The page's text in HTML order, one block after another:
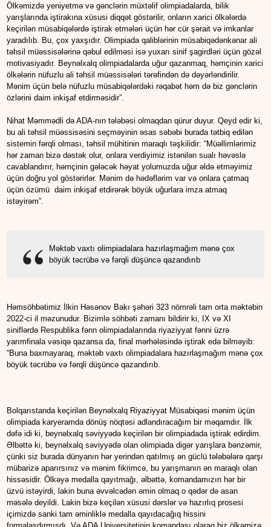
Ölkəmizdə yeniyetmə və gənclərin müxtəlif olimpiadalarda, bilik
yarışlarında iştirakına xüsusi diqqət göstərilir, onların xarici ölkələrdə
keçirilən müsabiqələrdə iştirak etmələri üçün hər cür şərait və imkanlar
yaradılıb. Bu, çox yaxşıdır. Olimpiada qaliblərinin müsabiqədənkənar ali
təhsil müəssisələrinə qəbul edilməsi isə yuxarı sinif şagirdləri üçün gözəl
motivasiyadır. Beynəlxalq olimpiadalarda uğur qazanmaq, həmçinin xarici
ölkələrin nüfuzlu ali təhsil müəssisələri tərəfindən də dəyərləndirilir.
Mənim üçün belə nüfuzlu müsabiqələrdəki rəqabət həm də biz gənclərin
özlərini daim inkişaf etdirməsidir”.
Nihat Məmmədli də ADA-nın tələbəsi olmaqdan qürur duyur. Qeyd edir ki,
bu ali təhsil müəssisəsini seçməyinin əsas səbəbi burada tətbiq edilən
sistemin fərqli olması, təhsil mühitinin maraqlı təşkilidir: “Müəllimlərimiz
hər zaman bizə dəstək olur, onlara verdiyimiz istənilən sualı həvəslə
cavablandırır, həmçinin gələcək həyat yolumuzda uğur əldə etməyimiz
üçün doğru yol göstərirlər. Mənim də hədəflərim var və onlara çatmaq
üçün özümü daim inkişaf etdirərək böyük uğurlara imza atmaq
istəyirəm”.
Məktəb vaxtı olimpiadalara hazırlaşmağım mənə çox
böyük təcrübə və fərqli düşüncə qazandırıb
Həmsöhbətimiz İlkin Həsənov Bakı şəhəri 323 nömrəli tam orta məktəbin
2022-ci il məzunudur. Bizimlə söhbəti zamanı bildirir ki, IX və XI
siniflərdə Respublika fənn olimpiadalarında riyaziyyat fənni üzrə
yarımfinala vəsiqə qazansa da, final mərhələsində iştirak edə bilməyib:
“Buna baxmayaraq, məktəb vaxtı olimpiadalara hazırlaşmağım mənə çox
böyük təcrübə və fərqli düşüncə qazandırıb.
Bolqarıstanda keçirilən Beynəlxalq Riyaziyyat Müsabiqəsi mənim üçün
olimpiada karyeramda dönüş nöqtəsi adlandıracağım bir məqamdır. İlk
dəfə idi ki, beynəlxalq səviyyədə keçirilən bir olimpiadada iştirak edirdim.
Əlbəttə ki, beynəlxalq səviyyədə olan olimpiada digər yarışlara bənzəmir,
çünki siz burada dünyanın hər yerindən qatılmış ən güclü tələbələrə qarşı
mübarizə aparırsınız və mənim fikrimcə, bu yarışmanın ən maraqlı olan
hissəsidir. Ölkəyə medalla qayıtmağı, əlbəttə, komandamızın hər bir
üzvü istəyirdi, lakin buna əvvəlcədən əmin olmaq o qədər də asan
məsələ deyildi. Lakin bizə keçilən xüsusi dərslər və hazırlıq prosesi
içimizdə sanki tam əminliklə medalla qayıdacağıq hissini